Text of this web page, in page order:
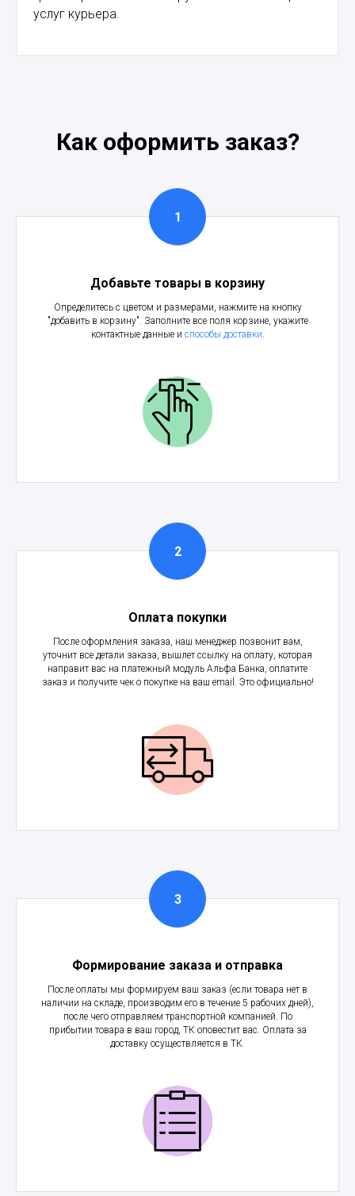
услуг курьера.
Как оформить заказ?
Добавьте товары в корзину
Определитесь с цветом и размерами, нажмите на кнопку
"добавить в корзину". Заполните все поля корзине, укажите
контактные данные и способы доставки.
Оплата покупки
После оформления заказа, наш менеджер позвонит вам,
уточнит все детали заказа, вышлет ссылку на оплату, которая
направит вас на платежный модуль Альфа Банка, оплатите
заказ и получите чек о покупке на ваш email. Это официально!
Формирование заказа и отправка
После оплаты мы формируем ваш заказ (если товара нет в
наличии на складе, производим его в течение 5 рабочих дней),
после чего отправляем транспортной компанией. По
прибытии товара в ваш город, ТК оповестит вас. Оплата за
доставку осуществляется в ТК.